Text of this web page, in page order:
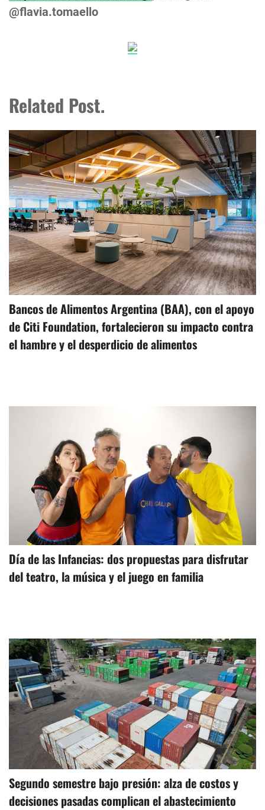
@flavia.tomaello
Related Post.
Bancos de Alimentos Argentina (BAA), con el apoyo
de Citi Foundation, fortalecieron su impacto contra
el hambre y el desperdicio de alimentos
Día de las Infancias: dos propuestas para disfrutar
del teatro, la música y el juego en familia
Segundo semestre bajo presión: alza de costos y
decisiones pasadas complican el abastecimiento